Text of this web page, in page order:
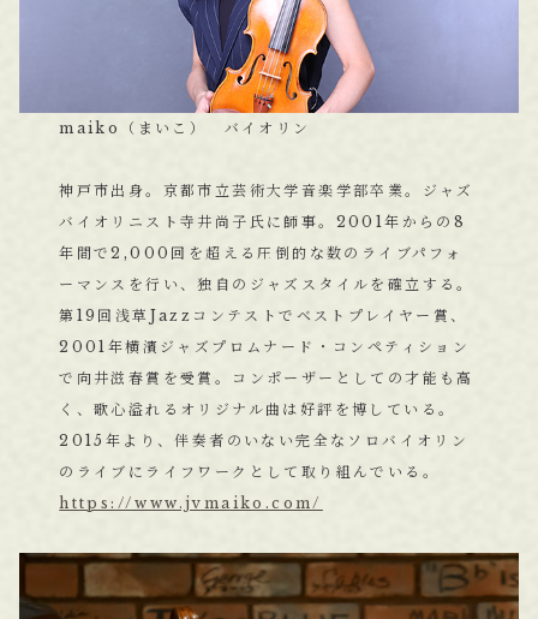
maiko（まいこ） バイオリン
神戸市出身。京都市立芸術大学音楽学部卒業。ジャズ
バイオリニスト寺井尚子氏に師事。2001年からの8
年間で2,000回を超える圧倒的な数のライブパフォ
ーマンスを行い、独自のジャズスタイルを確立する。
第19回浅草Jazzコンテストでベストプレイヤー賞、
2001年横濱ジャズプロムナード・コンペティション
で向井滋春賞を受賞。コンポーザーとしての才能も高
く、歌心溢れるオリジナル曲は好評を博している。
2015年より、伴奏者のいない完全なソロバイオリン
のライブにライフワークとして取り組んでいる。
https://www.jvmaiko.com/